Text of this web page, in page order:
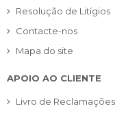
Resolução de Litígios
Contacte-nos
Mapa do site
APOIO AO CLIENTE
Livro de Reclamações